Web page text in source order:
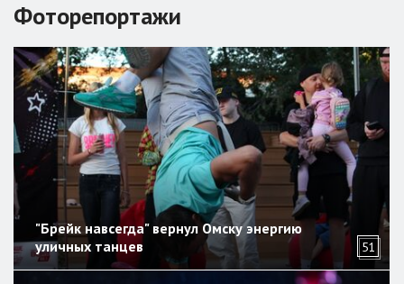
Фоторепортажи
"Брейк навсегда" вернул Омску энергию
уличных танцев
51